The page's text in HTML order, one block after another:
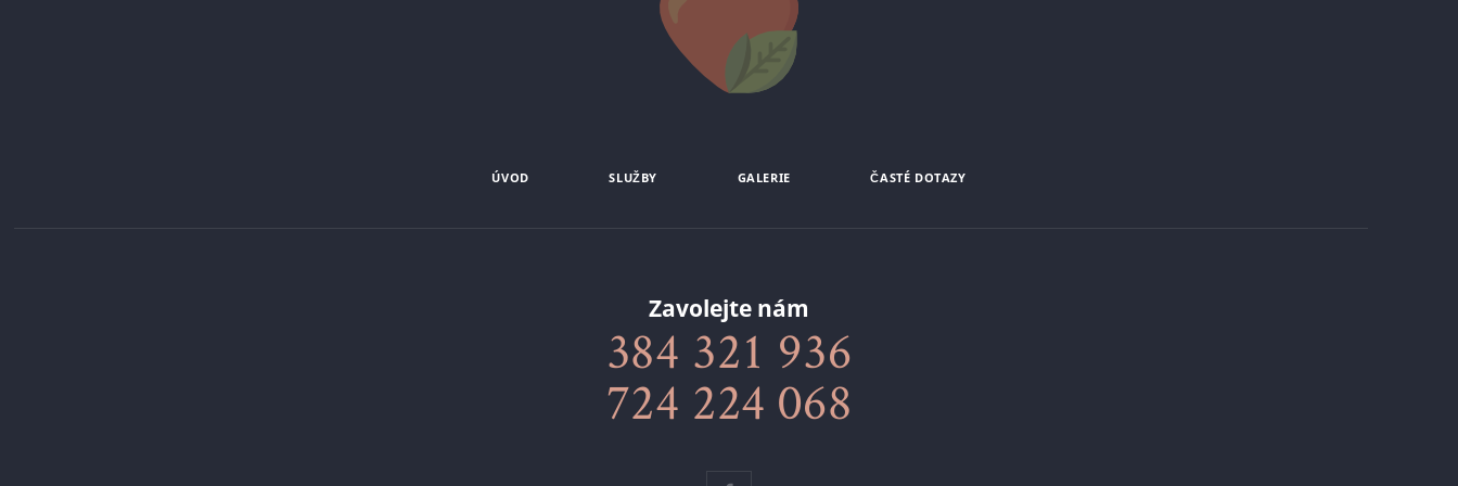
ÚVOD SLUŽBY GALERIE ČASTÉ DOTAZY
Zavolejte nám
384 321 936
724 224 068